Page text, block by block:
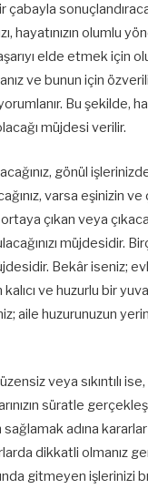
hayatınızın olumlu
elde etmek için
ve bunun için
Bu şekilde,
müjdesi verilir.
gönül
varsa eşinizin ve
ortaya çıkan veya
müjdesidir.
Bekâr iseniz;
kalıcı ve huzurlu bir
aile huzurunuzun
veya sıkıntılı
süratle
adına kararlar
dikkatli olmanız
gitmeyen işlerinizi